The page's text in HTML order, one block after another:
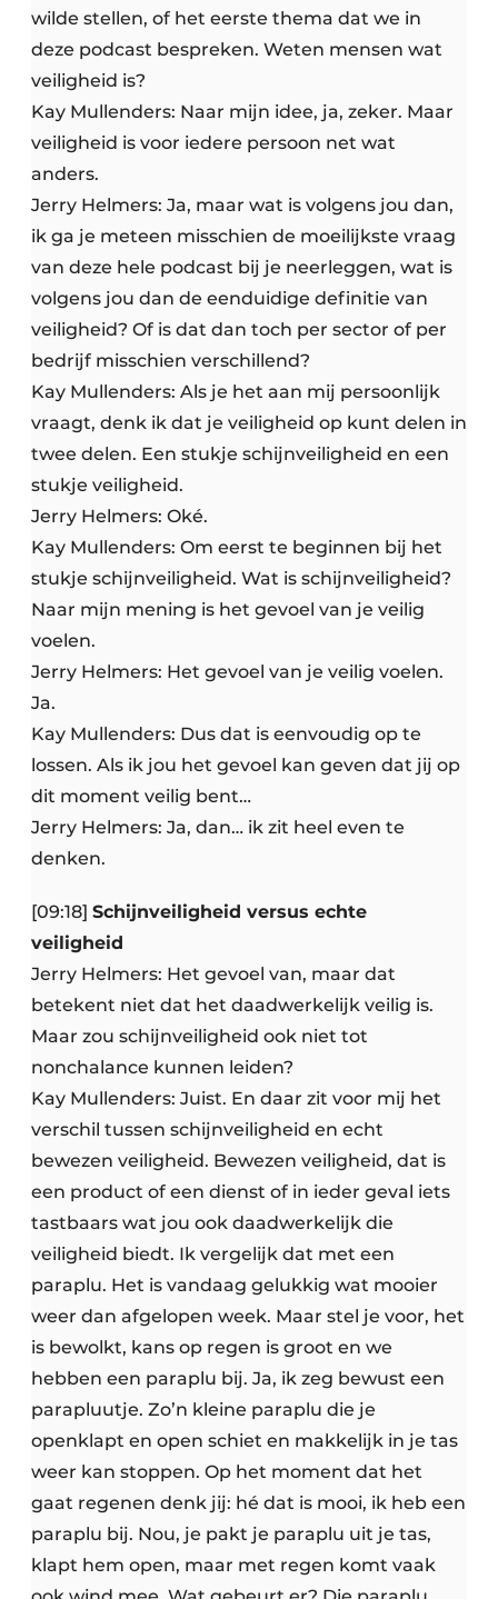
wilde stellen, of het eerste thema dat we in
deze podcast bespreken. Weten mensen wat
veiligheid is?
Kay Mullenders: Naar mijn idee, ja, zeker. Maar
veiligheid is voor iedere persoon net wat
anders.
Jerry Helmers: Ja, maar wat is volgens jou dan,
ik ga je meteen misschien de moeilijkste vraag
van deze hele podcast bij je neerleggen, wat is
volgens jou dan de eenduidige definitie van
veiligheid? Of is dat dan toch per sector of per
bedrijf misschien verschillend?
Kay Mullenders: Als je het aan mij persoonlijk
vraagt, denk ik dat je veiligheid op kunt delen in
twee delen. Een stukje schijnveiligheid en een
stukje veiligheid.
Jerry Helmers: Oké.
Kay Mullenders: Om eerst te beginnen bij het
stukje schijnveiligheid. Wat is schijnveiligheid?
Naar mijn mening is het gevoel van je veilig
voelen.
Jerry Helmers: Het gevoel van je veilig voelen.
Ja.
Kay Mullenders: Dus dat is eenvoudig op te
lossen. Als ik jou het gevoel kan geven dat jij op
dit moment veilig bent…
Jerry Helmers: Ja, dan… ik zit heel even te
denken.
[09:18] Schijnveiligheid versus echte
veiligheid
Jerry Helmers: Het gevoel van, maar dat
betekent niet dat het daadwerkelijk veilig is.
Maar zou schijnveiligheid ook niet tot
nonchalance kunnen leiden?
Kay Mullenders: Juist. En daar zit voor mij het
verschil tussen schijnveiligheid en echt
bewezen veiligheid. Bewezen veiligheid, dat is
een product of een dienst of in ieder geval iets
tastbaars wat jou ook daadwerkelijk die
veiligheid biedt. Ik vergelijk dat met een
paraplu. Het is vandaag gelukkig wat mooier
weer dan afgelopen week. Maar stel je voor, het
is bewolkt, kans op regen is groot en we
hebben een paraplu bij. Ja, ik zeg bewust een
parapluutje. Zo’n kleine paraplu die je
openklapt en open schiet en makkelijk in je tas
weer kan stoppen. Op het moment dat het
gaat regenen denk jij: hé dat is mooi, ik heb een
paraplu bij. Nou, je pakt je paraplu uit je tas,
klapt hem open, maar met regen komt vaak